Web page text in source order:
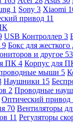
1 Sony 3 Xiaomi
привод 11
USB Контроллер 3
9 Бокс для жесткого
и другое 53
ПК 4 Корпус для
мыши 5
Наушники 15
2 Проводные
Оптический привод
70 Вентиляторы
11 Регуляторы